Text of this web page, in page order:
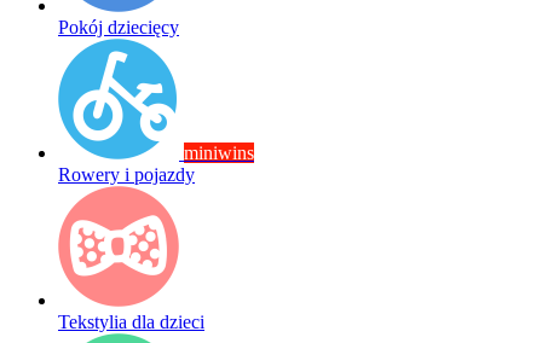
Pokój dziecięcy
miniwins
Rowery i pojazdy
Tekstylia dla dzieci